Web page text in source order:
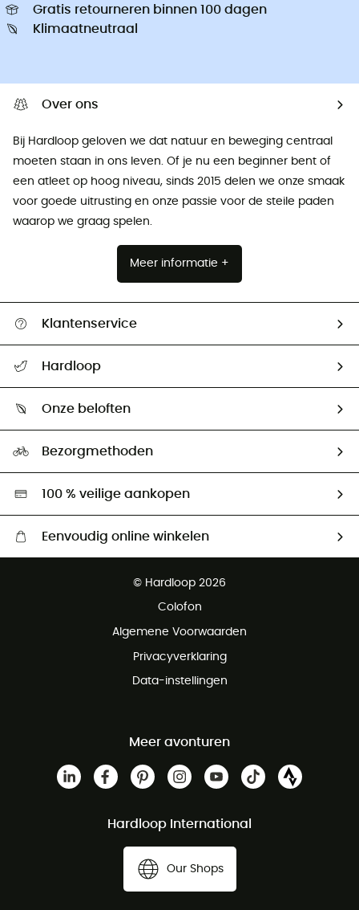
Gratis retourneren binnen 100 dagen
Klimaatneutraal
Over ons
Bij Hardloop geloven we dat natuur en beweging centraal
moeten staan ​​in ons leven. Of je nu een beginner bent of
een atleet op hoog niveau, sinds 2015 delen we onze smaak
voor goede uitrusting en onze passie voor de steile paden
waarop we graag spelen.
Meer informatie +
Klantenservice
Mijn zending volgen
Retourzendingen & Terugbetalingen
Hardloop
Ambassadeurs
Onze beloften
Hardgreen
Bezorgmethoden
100 % veilige aankopen
Eenvoudig online winkelen
Gratis retourneren binnen 100 dagen
© Hardloop 2026
Colofon
Algemene Voorwaarden
Privacyverklaring
Data-instellingen
Meer avonturen
Hardloop International
Our Shops